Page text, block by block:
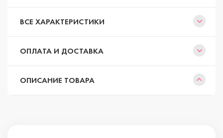
ВСЕ ХАРАКТЕРИСТИКИ
ОПЛАТА И ДОСТАВКА
ОПИСАНИЕ ТОВАРА